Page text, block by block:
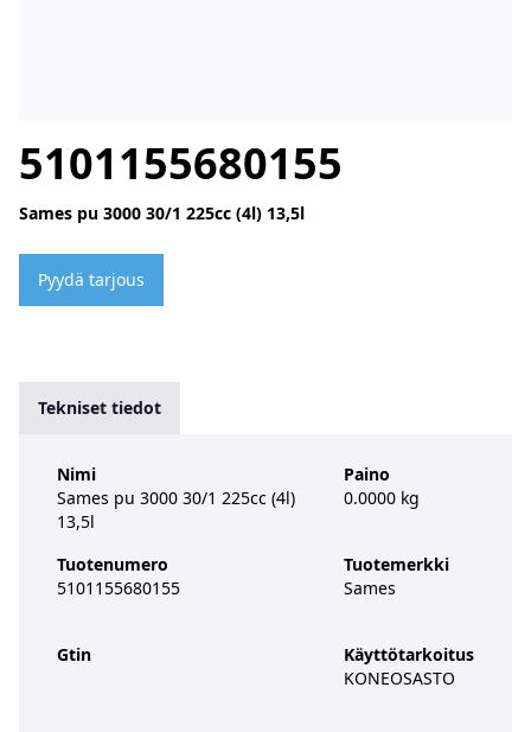
5101155680155
Sames pu 3000 30/1 225cc (4l) 13,5l
Pyydä tarjous
Tekniset tiedot
Nimi
Sames pu 3000 30/1 225cc (4l)
13,5l
Tuotenumero
5101155680155
Gtin
Paino
0.0000 kg
Tuotemerkki
Sames
Käyttötarkoitus
KONEOSASTO